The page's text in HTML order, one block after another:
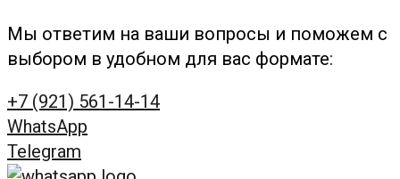
Мы ответим на ваши вопросы и поможем с
выбором в удобном для вас формате:
+7 (921) 561-14-14
WhatsApp
Telegram